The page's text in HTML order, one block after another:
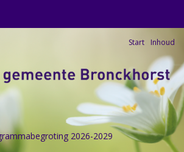
2026-2029
Start Inhoud